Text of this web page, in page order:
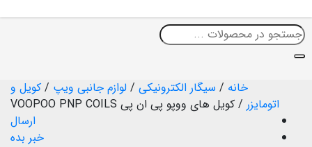
خانه / سیگار الکترونیکی / لوازم جانبی ویپ / کویل و
اتومایزر / کویل های ووپو پی ان پی VOOPOO PNP COILS
ارسال
خبر بده